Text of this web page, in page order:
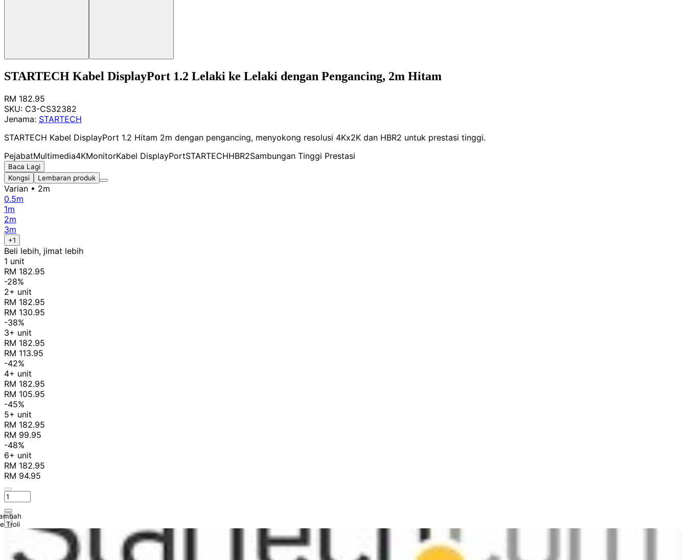
STARTECH Kabel DisplayPort 1.2 Lelaki ke Lelaki dengan Pengancing, 2m Hitam
RM 182.95
SKU: C3-CS32382
Jenama: STARTECH
STARTECH Kabel DisplayPort 1.2 Hitam 2m dengan pengancing, menyokong resolusi 4Kx2K dan HBR2 untuk prestasi tinggi.
PejabatMultimedia4KMonitorKabel DisplayPortSTARTECHHBR2Sambungan Tinggi Prestasi
Baca Lagi
Kongsi
Lembaran produk
Varian • 2m
0.5m
1m
2m
3m
+1
Beli lebih, jimat lebih
1 unit
RM 182.95
-28%
2+ unit
RM 182.95
RM 130.95
-38%
3+ unit
RM 182.95
RM 113.95
-42%
4+ unit
RM 182.95
RM 105.95
-45%
5+ unit
RM 182.95
RM 99.95
-48%
6+ unit
RM 182.95
RM 94.95
Troli